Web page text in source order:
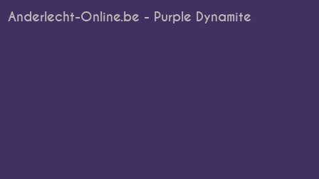
Anderlecht-Online.be - Purple Dynamite